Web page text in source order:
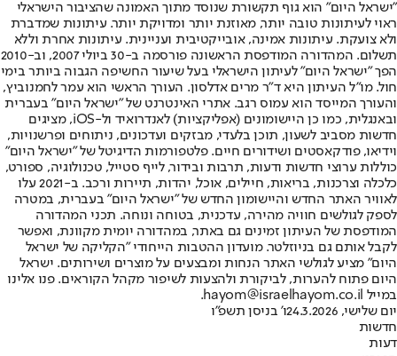
"ישראל היום" הוא גוף תקשורת שנוסד מתוך האמונה שהציבור הישראלי
ראוי לעיתונות טובה יותר, מאוזנת יותר ומדויקת יותר. עיתונות שמדברת
ולא צועקת. עיתונות אמינה, אובייקטיבית ועניינית. עיתונות אחרת וללא
תשלום. המהדורה המודפסת הראשונה פורסמה ב-30 ביולי 2007, וב-2010
הפך "ישראל היום" לעיתון הישראלי בעל שיעור החשיפה הגבוה ביותר בימי
חול. מו"ל העיתון היא ד"ר מרים אדלסון. העורך הראשי הוא עמר לחמנוביץ,
והעורך המייסד הוא עמוס רגב. אתרי האינטרנט של "ישראל היום" בעברית
ובאנגלית, כמו כן היישומונים (אפליקציות) לאנדרואיד ול-iOS, מציגים
חדשות מסביב לשעון, תוכן בלעדי, מבזקים ועדכונים, ניתוחים ופרשנויות,
וידיאו, פודקאסטים ושידורים חיים. פלטפורמות הדיגיטל של "ישראל היום"
כוללות ערוצי חדשות ודעות, תרבות ובידור, לייף סטייל, טכנולוגיה, ספורט,
כלכלה וצרכנות, בריאות, חיילים, אוכל, יהדות, תיירות ורכב. ב-2021 עלו
לאוויר האתר החדש והיישומון החדש של "ישראל היום" בעברית, במטרה
לספק לגולשים חוויה מהירה, עדכנית, בטוחה ונוחה. תכני המהדורה
המודפסת של העיתון זמינים גם באתר, במהדורה יומית מקוונת, ואפשר
לקבל אותם גם בניוזלטר. מועדון ההטבות הייחודי "הקליקה של ישראל
היום" מציע לגולשי האתר הנחות ומבצעים על מוצרים ושירותים. ישראל
היום פתוח להערות, לביקורת ולהצעות לשיפור מקהל הקוראים. פנו אלינו
במייל hayom@israelhayom.co.il.
יום שלישי, 24.3.2026
ו' בניסן תשפ"ו
חדשות
דעות